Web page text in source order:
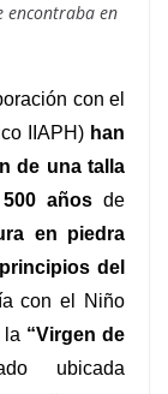
encontraba en
con el
IIAPH) han
de una talla
años de
en piedra
del
con el Niño
la “Virgen de
ubicada